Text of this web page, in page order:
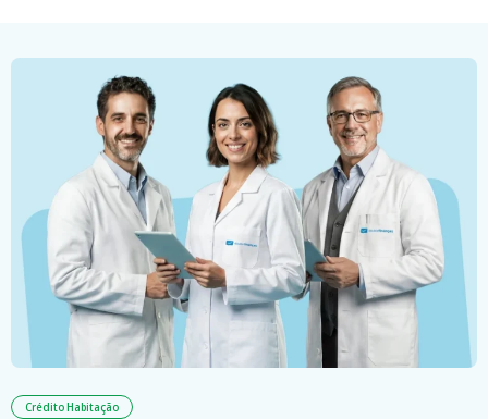
Crédito Habitação